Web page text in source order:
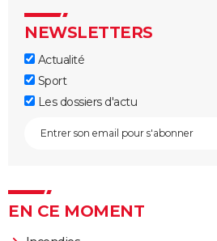
NEWSLETTERS
Actualité
Sport
Les dossiers d'actu
EN CE MOMENT